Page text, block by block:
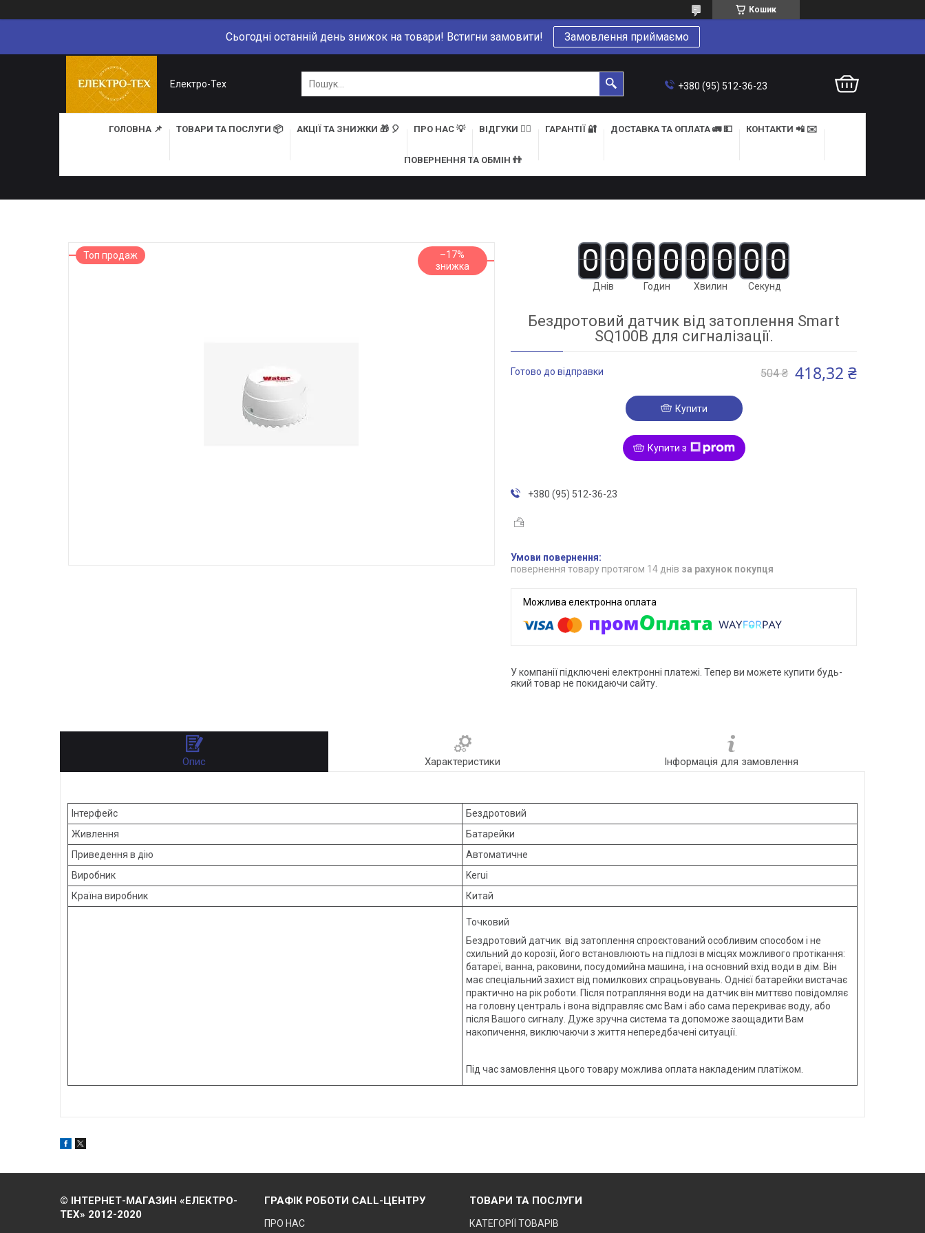
Кошик
Сьогодні останній день знижок на товари! Встигни замовити! Замовлення приймаємо
Електро-Тех +380 (95) 512-36-23
ГОЛОВНА 📌 ТОВАРИ ТА ПОСЛУГИ 📦 АКЦІЇ ТА ЗНИЖКИ 🎁 🎈 ПРО НАС 💡 ВІДГУКИ 👍🏻 ГАРАНТІЇ 🔐 ДОСТАВКА ТА ОПЛАТА 🚛 💵 КОНТАКТИ 📲 ✉️
ПОВЕРНЕННЯ ТА ОБМІН 👬
Топ продаж –17% 0 0
Днів
0 0
Годин
0 0
Хвилин
0 0
Секунд
Бездротовий датчик від затоплення Smart
SQ100B для сигналізації.
Готово до відправки 504 ₴ 418,32 ₴
Купити
Купити з
+380 (95) 512-36-23
повернення товару протягом 14 днів за рахунок покупця
У компанії підключені електронні платежі. Тепер ви можете купити будь-
який товар не покидаючи сайту.
Опис Характеристики Інформація для замовлення
Інтерфейс
Бездротовий
Живлення
Батарейки
Приведення в дію
Автоматичне
Виробник
Kerui
Країна виробник
Китай
Точковий
Бездротовий датчик від затоплення спроєктований особливим способом і не
схильний до корозії, його встановлюють на підлозі в місцях можливого протікання:
батареї, ванна, раковини, посудомийна машина, і на основний вхід води в дім. Він
має спеціальний захист від помилкових спрацьовувань. Однієї батарейки вистачає
практично на рік роботи. Після потрапляння води на датчик він миттєво повідомляє
на головну централь і вона відправляє смс Вам і або сама перекриває воду, або
після Вашого сигналу. Дуже зручна система та допоможе заощадити Вам
накопичення, виключаючи з життя непередбачені ситуації.
Під час замовлення цього товару можлива оплата накладеним платіжом.
© ІНТЕРНЕТ-МАГАЗИН «ЕЛЕКТРО-
ТЕХ» 2012-2020
ГРАФІК РОБОТИ CALL-ЦЕНТРУ
ПРО НАС
ТОВАРИ ТА ПОСЛУГИ
КАТЕГОРІЇ ТОВАРІВ